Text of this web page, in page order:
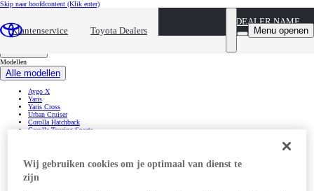
Skip naar hoofdcontent (Klik enter)
Klantenservice Toyota Dealers
DEALER NAME
Menu openen
Modellen
Alle modellen
Aygo X
Yaris
Yaris Cross
Urban Cruiser
Corolla Hatchback
Corolla Touring Sports
RAV4
bZ4X
bZ4X Touring
GR Yaris
Wij gebruiken cookies om je optimaal van dienst te
zijn